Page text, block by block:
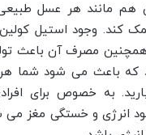
هم مانند هر عسل
مصرف آن باعث
باعث می شود شما هر
به خصوص برای
انرژی و خستگی مغز می